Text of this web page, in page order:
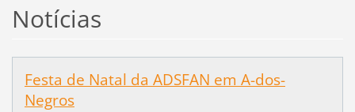
Notícias
Festa de Natal da ADSFAN em A-dos-
Negros